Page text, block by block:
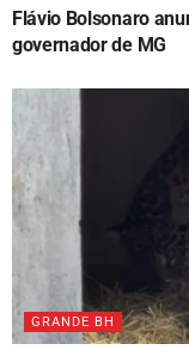
Flávio Bolsonaro
governador de MG
GRANDE BH